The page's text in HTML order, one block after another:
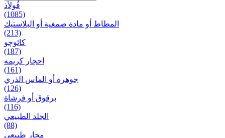
فُولاَذ
(1085)
المطاط أو مادة صمغية أو البلاستيك
(213)
کائوچو
(187)
احجار کریمه
(161)
جوهرة أو الماس الذري
(126)
برقوق أو فرشاة
(116)
الجلد الطبيعي
(88)
محار طبيعي